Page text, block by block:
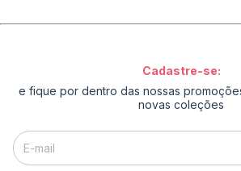
Cadastre-se:
e fique por dentro das nossas
novas coleções